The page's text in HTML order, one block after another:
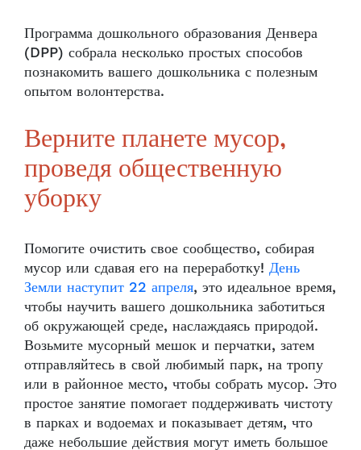
Программа дошкольного образования Денвера
(DPP) собрала несколько простых способов
познакомить вашего дошкольника с полезным
опытом волонтерства.
Верните планете мусор,
проведя общественную
уборку
Помогите очистить свое сообщество, собирая
мусор или сдавая его на переработку! День
Земли наступит 22 апреля, это идеальное время,
чтобы научить вашего дошкольника заботиться
об окружающей среде, наслаждаясь природой.
Возьмите мусорный мешок и перчатки, затем
отправляйтесь в свой любимый парк, на тропу
или в районное место, чтобы собрать мусор. Это
простое занятие помогает поддерживать чистоту
в парках и водоемах и показывает детям, что
даже небольшие действия могут иметь большое